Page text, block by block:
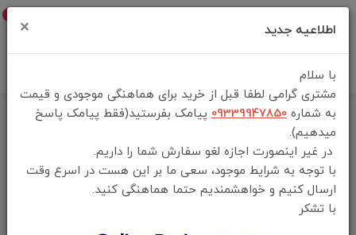
خانه
فهرست محصولات
پرینتر حرارتی قابل حمل گرین لاین مدل GNTHPRINTGY
اطلاعیه جدید ×
با سلام
مشتری گرامی لطفا قبل از خرید برای هماهنگی موجودی و قیمت
به شماره 09339947850 پیامک بفرستید(فقط پیامک پاسخ
میدهیم).
در غیر اینصورت اجازه لغو سفارش شما را داریم.
با توجه به شرایط موجود، سعی ما بر این هست در اسرع وقت
ارسال کنیم و خواهشمندیم حتما هماهنگی کنید.
با تشکر